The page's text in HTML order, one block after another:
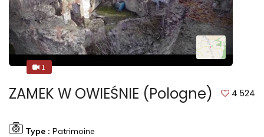
11
ZAMEK W OWIEŚNIE (Pologne) 4 524
Type : Patrimoine